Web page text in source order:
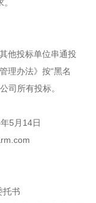
他投标单位串通投
理办法》按“黑名
司所有投标。
5月14日
托书